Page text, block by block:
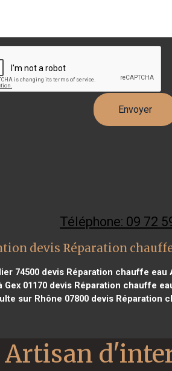
Téléphone: 09 72
devis Réparation
74500devis Réparation chauffe eau
01170devis Réparation chauffe
sur Rhône 07800devis Réparation
Artisan